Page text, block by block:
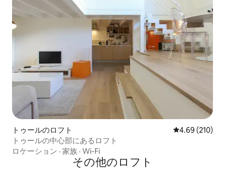
トゥールのロフト レビュー210
4.69 (210)
トゥールの中心部にあるロフト
ロケーション · 家族 · Wi-Fi
その他のロフト